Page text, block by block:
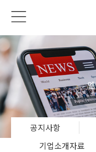
공지사항
기업소개자료